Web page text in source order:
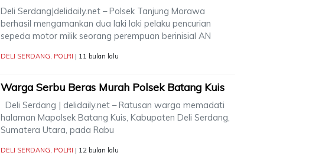
Deli Serdang|delidaily.net – Polsek Tanjung Morawa
berhasil mengamankan dua laki laki pelaku pencurian
sepeda motor milik seorang perempuan berinisial AN
DELI SERDANG, POLRI | 11 bulan lalu
Warga Serbu Beras Murah Polsek Batang Kuis
Deli Serdang | delidaily.net – Ratusan warga memadati
halaman Mapolsek Batang Kuis, Kabupaten Deli Serdang,
Sumatera Utara, pada Rabu
DELI SERDANG, POLRI | 12 bulan lalu